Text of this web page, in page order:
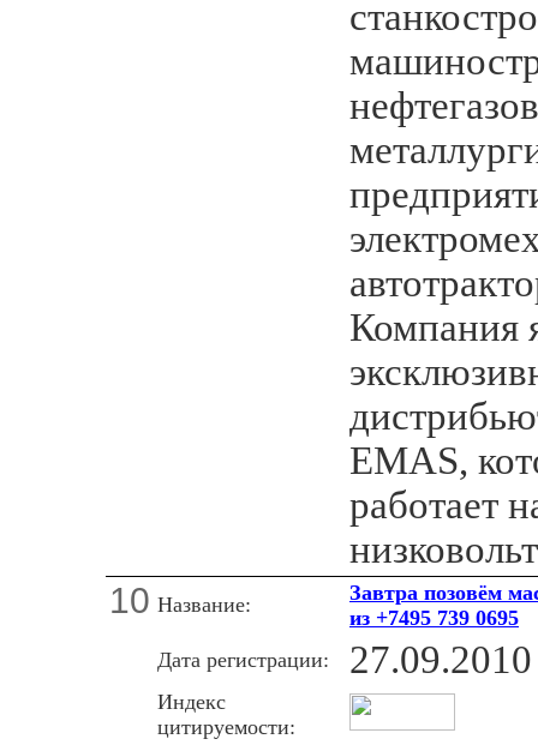
Компания
EMAS,
работает
10 Название:
Завтра позовём
из +7495 739 0695
Дата регистрации:
27.09.2010
Индекс
цитируемости: